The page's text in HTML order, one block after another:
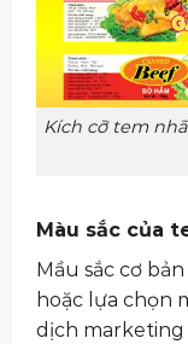
Kích cỡ tem
Màu sắc của
Mầu sắc cơ
hoặc lựa chọn
dịch marketing